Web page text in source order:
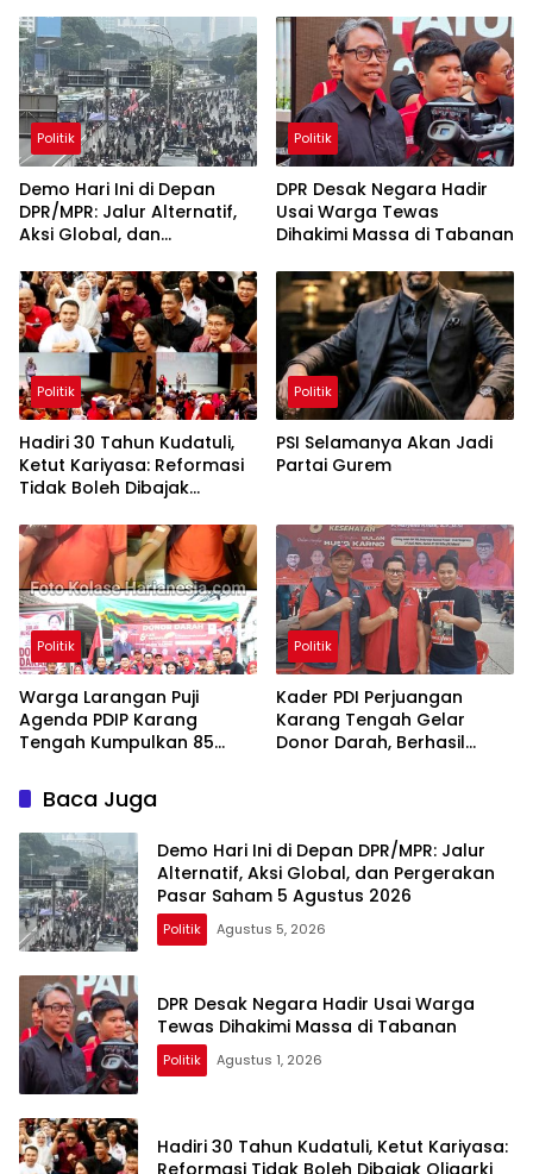
Politik
Demo Hari Ini di Depan
DPR/MPR: Jalur Alternatif,
Aksi Global, dan
Agustus 2026
Politik
DPR Desak Negara Hadir
Usai Warga Tewas
Dihakimi Massa di Tabanan
Politik
Hadiri 30 Tahun Kudatuli,
Ketut Kariyasa: Reformasi
Tidak Boleh Dibajak
Politik
PSI Selamanya Akan Jadi
Partai Gurem
Politik
Warga Larangan Puji
Agenda PDIP Karang
Tengah Kumpulkan 85
Politik
Kader PDI Perjuangan
Karang Tengah Gelar
Donor Darah, Berhasil
Baca Juga
Demo Hari Ini di Depan DPR/MPR: Jalur
Alternatif, Aksi Global, dan Pergerakan
Pasar Saham 5 Agustus 2026
Politik Agustus 5, 2026
DPR Desak Negara Hadir Usai Warga
Tewas Dihakimi Massa di Tabanan
Politik Agustus 1, 2026
Hadiri 30 Tahun Kudatuli, Ketut Kariyasa: